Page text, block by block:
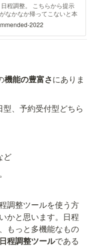
程調整。 こちらから提示
なかなか帰ってこないと本
では、そんな日程調整に
ビス 日程調整ツールに
あなたに合った日程調整
2022
機能の豊富さにありま
、予約受付型どちら
ど
調整ツールを使う方
かと思います。日程
もっと多機能なもの
程調整ツールである